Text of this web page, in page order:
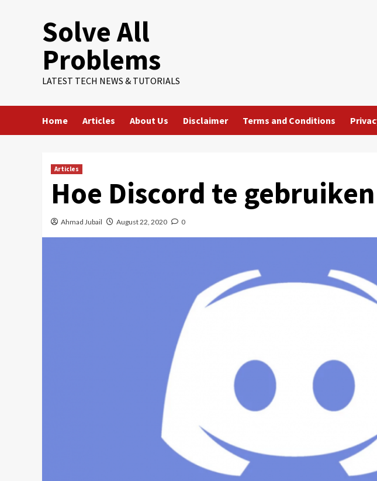
Solve All
Problems
LATEST TECH NEWS & TUTORIALS
Home Articles About Us Disclaimer Terms and Conditions
Articles
Hoe Discord te gebruiken
Ahmad Jubail August 22, 2020 0